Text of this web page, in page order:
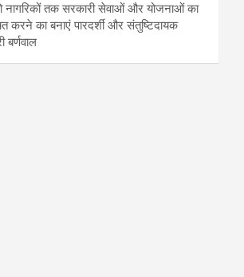
नागरिकों तक सरकारी सेवाओं और योजनाओं का
करने का बनाएं पारदर्शी और संतुष्टिदायक
बर्णवाल